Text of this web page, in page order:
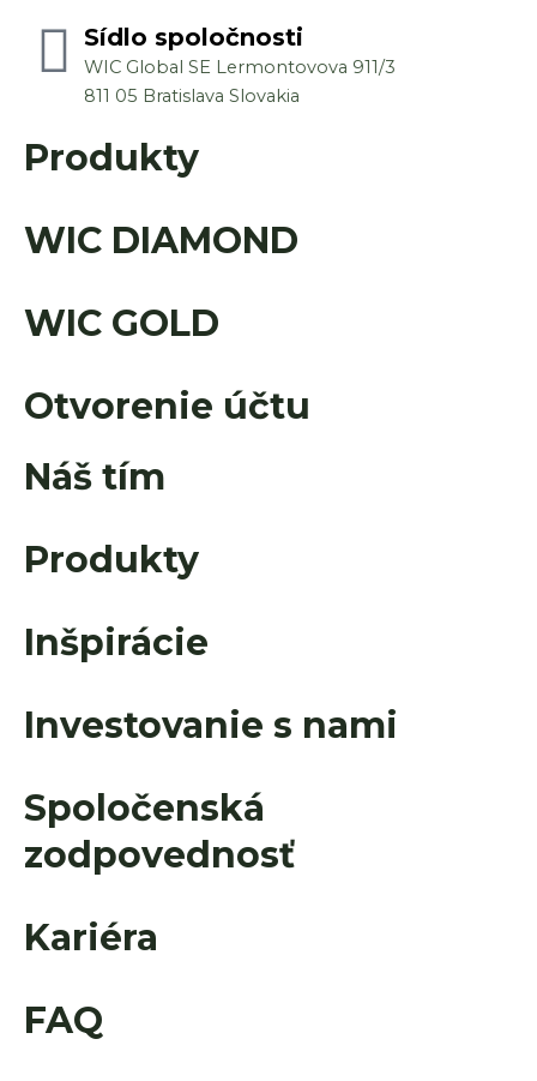
e
b
k
t
a
g
a
k
e
d
n
t
u
b
Sídlo spoločnosti
WIC Global SE Lermontovova 911/3
811 05 Bratislava Slovakia
Produkty
WIC DIAMOND
WIC GOLD
Otvorenie účtu
Náš tím
Produkty
Inšpirácie
Investovanie s nami
Spoločenská
zodpovednosť
Kariéra
FAQ